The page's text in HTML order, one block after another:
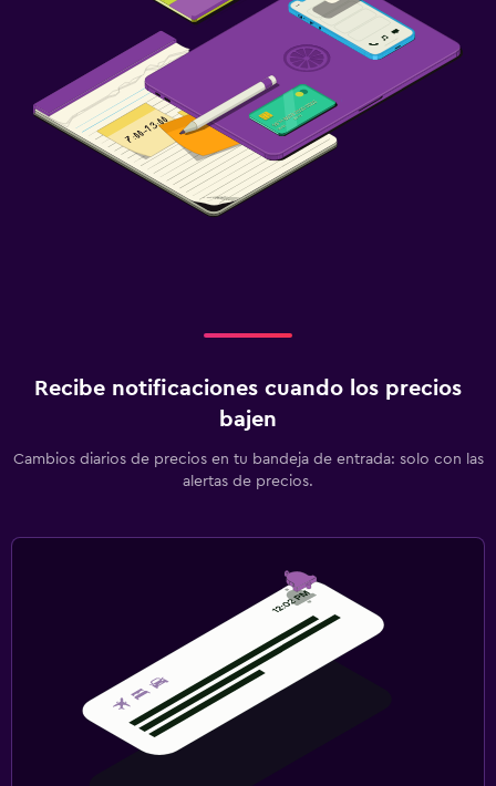
Recibe notificaciones cuando los precios
bajen
Cambios diarios de precios en tu bandeja de entrada: solo con las
alertas de precios.